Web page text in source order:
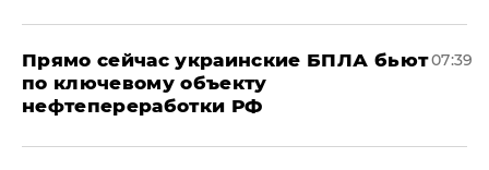
Прямо сейчас украинские БПЛА бьют
по ключевому объекту
нефтепереработки РФ
07:39